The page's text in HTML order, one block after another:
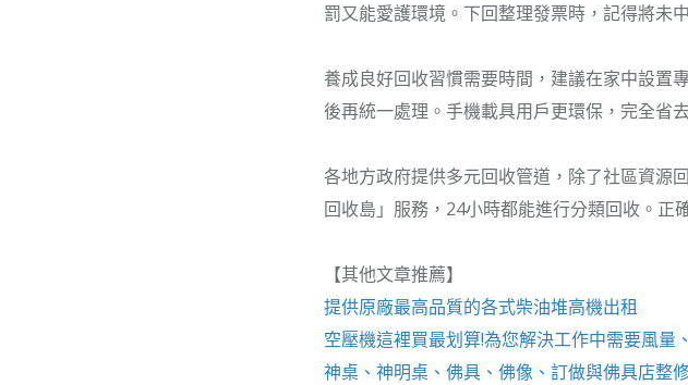
罰又能愛護環境。下回整理發票時，記得將未
養成良好回收習慣需要時間，建議在家中設置
後再統一處理。手機載具用戶更環保，完全省
各地方政府提供多元回收管道，除了社區資源
回收島」服務，24小時都能進行分類回收。正
【其他文章推薦】
提供原廠最高品質的各式柴油堆高機出租
空壓機這裡買最划算!為您解決工作中需要風量
神桌、 神明桌 、 佛具 、佛像、訂做與佛具店整